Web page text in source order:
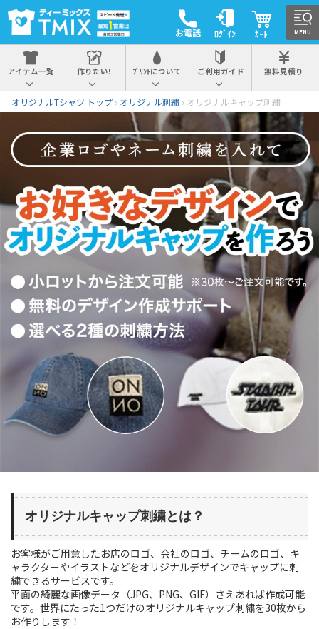
お電話 ﾛｸﾞｲﾝ ｶｰﾄ
アイテム一覧 作りたい! ﾌﾟﾘﾝﾄについて ご利用ガイド 無料見積り
オリジナルTシャツ トップ オリジナル刺繍 オリジナルキャップ刺繍
オリジナルキャップ刺繍とは？
お客様がご用意したお店のロゴ、会社のロゴ、チームのロゴ、キ
ャラクターやイラストなどをオリジナルデザインでキャップに刺
繍できるサービスです。
平面の綺麗な画像データ（JPG、PNG、GIF）さえあれば作成可能
です。世界にたった1つだけのオリジナルキャップ刺繍を30枚から
お作りします！
MENU